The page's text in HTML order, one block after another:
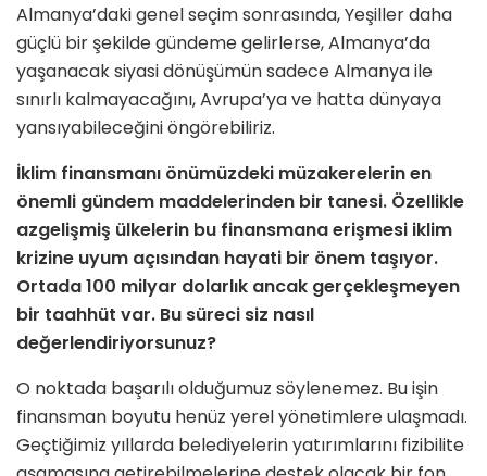
Almanya’daki genel seçim sonrasında, Yeşiller daha
güçlü bir şekilde gündeme gelirlerse, Almanya’da
yaşanacak siyasi dönüşümün sadece Almanya ile
sınırlı kalmayacağını, Avrupa’ya ve hatta dünyaya
yansıyabileceğini öngörebiliriz.
İklim finansmanı önümüzdeki müzakerelerin en
önemli gündem maddelerinden bir tanesi. Özellikle
azgelişmiş ülkelerin bu finansmana erişmesi iklim
krizine uyum açısından hayati bir önem taşıyor.
Ortada 100 milyar dolarlık ancak gerçekleşmeyen
bir taahhüt var. Bu süreci siz nasıl
değerlendiriyorsunuz?
O noktada başarılı olduğumuz söylenemez. Bu işin
finansman boyutu henüz yerel yönetimlere ulaşmadı.
Geçtiğimiz yıllarda belediyelerin yatırımlarını fizibilite